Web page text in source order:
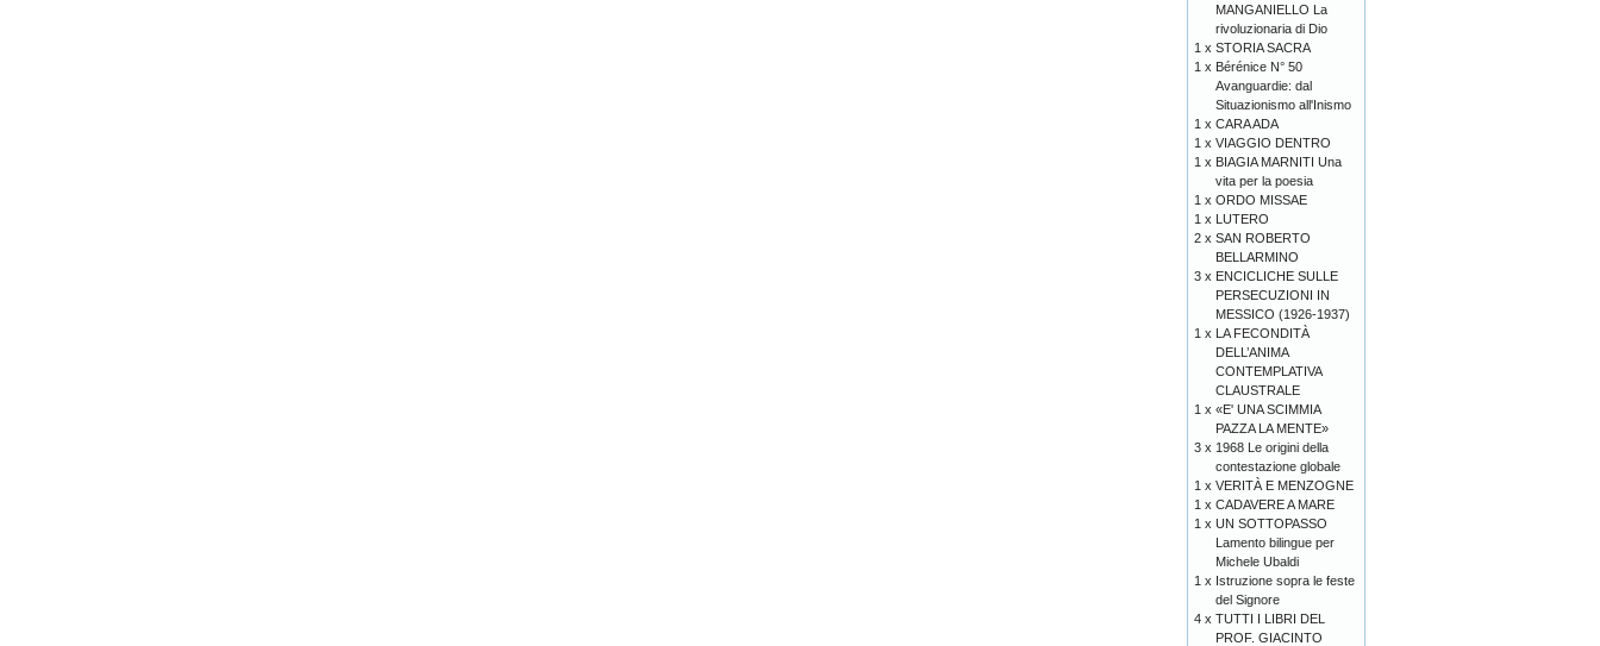
MANGANIELLO La
rivoluzionaria di Dio
1 x STORIA SACRA
1 x Bérénice N° 50
Avanguardie: dal
Situazionismo all'Inismo
1 x CARA ADA
1 x VIAGGIO DENTRO
1 x BIAGIA MARNITI Una
vita per la poesia
1 x ORDO MISSAE
1 x LUTERO
2 x SAN ROBERTO
BELLARMINO
3 x ENCICLICHE SULLE
PERSECUZIONI IN
MESSICO (1926-1937)
1 x LA FECONDITÀ
DELL’ANIMA
CONTEMPLATIVA
CLAUSTRALE
1 x «E' UNA SCIMMIA
PAZZA LA MENTE»
3 x 1968 Le origini della
contestazione globale
1 x VERITÀ E MENZOGNE
1 x CADAVERE A MARE
1 x UN SOTTOPASSO
Lamento bilingue per
Michele Ubaldi
1 x Istruzione sopra le feste
del Signore
4 x TUTTI I LIBRI DEL
PROF. GIACINTO